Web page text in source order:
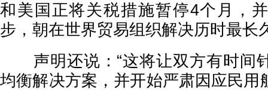
和美国正将关税措施暂停4个月，
步，朝在世界贸易组织解决历时最长
声明还说：“这将让双方有时间
均衡解决方案，并开始严肃因应民用